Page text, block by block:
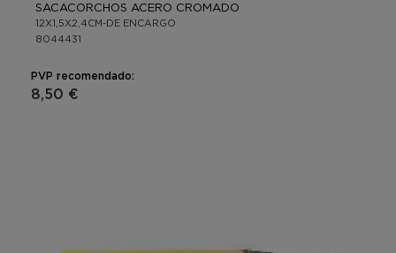
SACACORCHOS ACERO CROMADO
12X1,5X2,4CM-DE ENCARGO
8044431
PVP recomendado:
8,50 €